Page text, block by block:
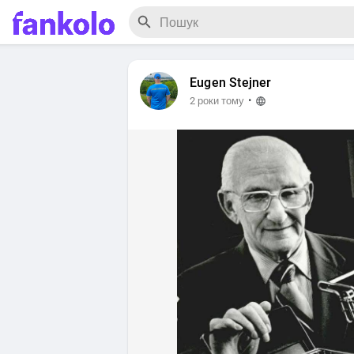
Eugen Stejner
2 роки тому ·